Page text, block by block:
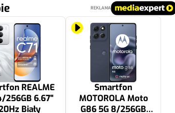
REKLAMA
REALME
256GB 6.67"
Biały
Smartfon
MOTOROLA Moto
G86 5G 8/256GB